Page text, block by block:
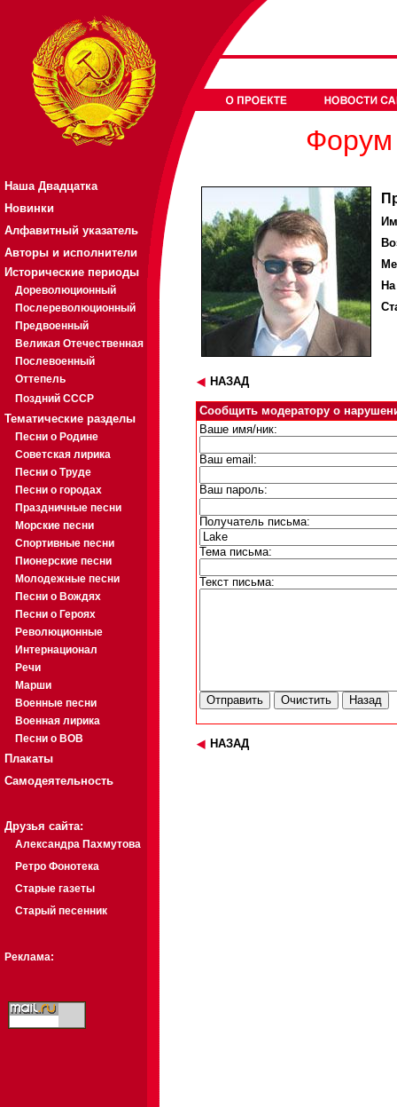
Наша Двадцатка
Новинки
Алфавитный указатель
Авторы и исполнители
Исторические периоды
Дореволюционный
Послереволюционный
Предвоенный
Великая Отечественная
Послевоенный
Оттепель
Поздний СССР
Тематические разделы
Песни о Родине
Советская лирика
Песни о Труде
Песни о городах
Праздничные песни
Морские песни
Спортивные песни
Пионерские песни
Молодежные песни
Песни о Вождях
Песни о Героях
Революционные
Интернационал
Речи
Марши
Военные песни
Военная лирика
Песни о ВОВ
Плакаты
Самодеятельность
Друзья сайта:
Александра Пахмутова
Ретро Фонотека
Старые газеты
Старый песенник
Реклама:
Форум
НАЗАД
Сообщить модератору о
Ваше имя/ник:
Ваш email:
Ваш пароль:
Получатель письма:
Тема письма:
Текст письма:
НАЗАД